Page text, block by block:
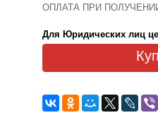
ОПЛАТА ПРИ
Для Юридических лиц